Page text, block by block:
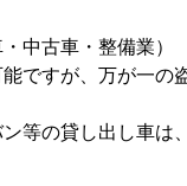
中古車・整備業）
ですが、万が一の
等の貸し出し車は